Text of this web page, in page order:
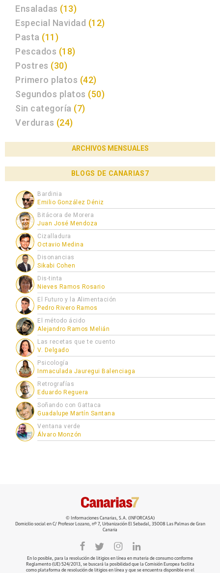
Ensaladas (13)
Especial Navidad (12)
Pasta (11)
Pescados (18)
Postres (30)
Primero platos (42)
Segundos platos (50)
Sin categoría (7)
Verduras (24)
ARCHIVOS MENSUALES
BLOGS DE CANARIAS7
Bardinia
Emilio González Déniz
Bitácora de Morera
Juan José Mendoza
Cizalladura
Octavio Medina
Disonancias
Sikabi Cohen
Dis-tinta
Nieves Ramos Rosario
El Futuro y la Alimentación
Pedro Rivero Ramos
El método ácido
Alejandro Ramos Melián
Las recetas que te cuento
V. Delgado
Psicología
Inmaculada Jauregui Balenciaga
Retrografías
Eduardo Reguera
Soñando con Gattaca
Guadalupe Martín Santana
Ventana verde
Álvaro Monzón
© Informaciones Canarias, S.A. (INFORCASA)
Domicilio social en C/ Profesor Lozano, nº 7, Urbanización El Sebadal, 35008 Las Palmas de Gran
Canaria
En lo posible, para la resolución de litigios en línea en materia de consumo conforme
Reglamento (UE) 524/2013, se buscará la posibilidad que la Comisión Europea facilita
como plataforma de resolución de litigios en línea y que se encuentra disponible en el